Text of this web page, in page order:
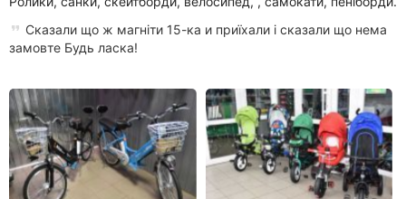
Всі
міста:
Тернопіль
Сказали що ж магніти 15-ка и приїхали і сказали що нема
замовте Будь ласка!